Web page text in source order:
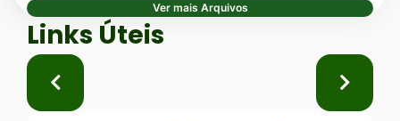
Ver mais Arquivos
Seção Links Úteis
Links Úteis